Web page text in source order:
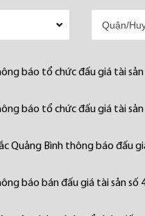
báo tổ chức đấu giá tài sản
báo tổ chức đấu giá tài sản
Quảng Bình thông báo đấu
báo bán đấu giá tài sản số